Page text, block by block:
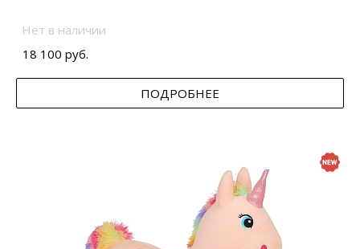
Нет в наличии
18 100 руб.
ПОДРОБНЕЕ